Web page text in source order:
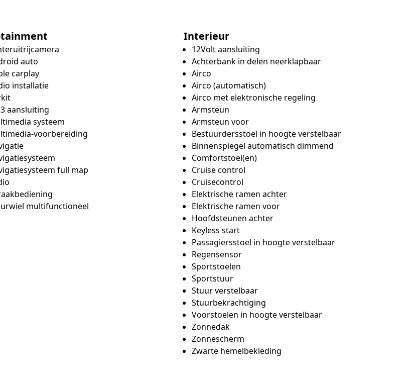
auto
carplay
installatie
aansluiting
systeem
voorbereiding
full map
multifunctioneel
Interieur
12Volt aansluiting
Achterbank in delen neerklapbaar
Airco
Airco (automatisch)
Airco met elektronische regeling
Armsteun
Armsteun voor
Bestuurdersstoel in hoogte verstelbaar
Binnenspiegel automatisch dimmend
Comfortstoel(en)
Cruise control
Cruisecontrol
Elektrische ramen achter
Elektrische ramen voor
Hoofdsteunen achter
Keyless start
Passagiersstoel in hoogte verstelbaar
Regensensor
Sportstoelen
Sportstuur
Stuur verstelbaar
Stuurbekrachtiging
Voorstoelen in hoogte verstelbaar
Zonnedak
Zonnescherm
Zwarte hemelbekleding